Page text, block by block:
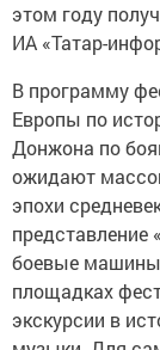
этом году
ИА «Татар-
В программу
Европы по
Донжона по
ожидают
эпохи
представление
боевые машины
площадках
экскурсии в